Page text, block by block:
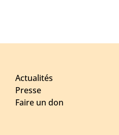
Actualités
Presse
Faire un don